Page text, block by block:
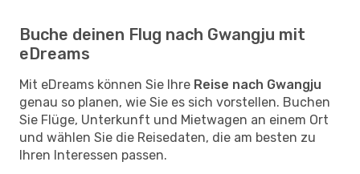
Buche deinen Flug nach Gwangju mit
eDreams
Mit eDreams können Sie Ihre Reise nach Gwangju
genau so planen, wie Sie es sich vorstellen. Buchen
Sie Flüge, Unterkunft und Mietwagen an einem Ort
und wählen Sie die Reisedaten, die am besten zu
Ihren Interessen passen.